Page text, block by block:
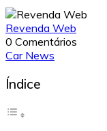
Revenda Web
0 Comentários
Car News
Índice